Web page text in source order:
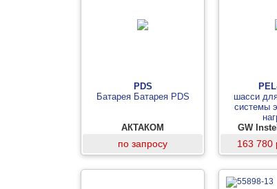
PDS
Батарея Батарея PDS
АКТАКОМ
по запросу
шасси
системы
GW
163 780